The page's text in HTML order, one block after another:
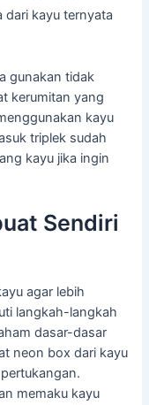
dari kayu ternyata
gunakan tidak
kerumitan yang
kayu
triplek sudah
kayu jika ingin
Sendiri
agar lebih
langkah-langkah
dasar-dasar
neon box dari kayu
memaku kayu